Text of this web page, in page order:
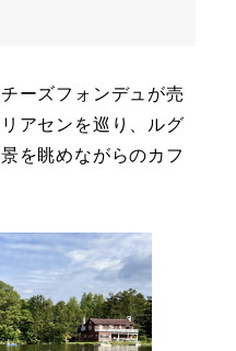
ーズフォンデュが売
アセンを巡り、ルグ
を眺めながらのカフ